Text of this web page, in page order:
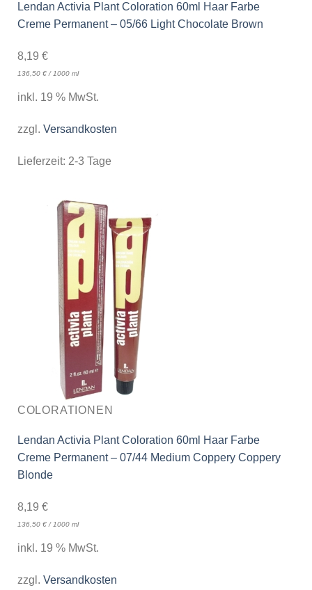
Lendan Activia Plant Coloration 60ml Haar Farbe
Creme Permanent – 05/66 Light Chocolate Brown
8,19 €
136,50 €/ 1000 ml
inkl. 19 % MwSt.
zzgl. Versandkosten
Lieferzeit: 2-3 Tage
COLORATIONEN
Lendan Activia Plant Coloration 60ml Haar Farbe
Creme Permanent – 07/44 Medium Coppery Coppery
Blonde
8,19 €
136,50 €/ 1000 ml
inkl. 19 % MwSt.
zzgl. Versandkosten